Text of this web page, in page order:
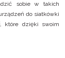
sobie w takich
do siatkówki
, które dzięki swoim